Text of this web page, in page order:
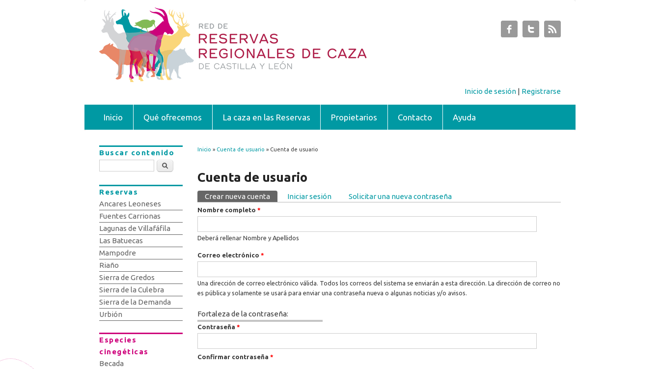
Inicio de sesión | Registrarse
Inicio Qué ofrecemos La caza en las Reservas Propietarios Contacto Ayuda
Se encuentra usted aquí
Inicio » Cuenta de usuario » Cuenta de usuario
Cuenta de usuario
Solapas principales
Crear nueva cuenta (solapa activa)
Iniciar sesión Solicitar una nueva contraseña
Nombre completo *
Deberá rellenar Nombre y Apellidos
Correo electrónico *
Una dirección de correo electrónico válida. Todos los correos del sistema se enviarán a esta dirección. La dirección de correo no
es pública y solamente se usará para enviar una contraseña nueva o algunas noticias y/o avisos.
Fortaleza de la contraseña:
Contraseña *
Confirmar contraseña *
Buscar contenido
Buscar
Reservas
Ancares Leoneses
Fuentes Carrionas
Lagunas de Villafáfila
Las Batuecas
Mampodre
Riaño
Sierra de Gredos
Sierra de la Culebra
Sierra de la Demanda
Urbión
Especies
cinegéticas
Becada